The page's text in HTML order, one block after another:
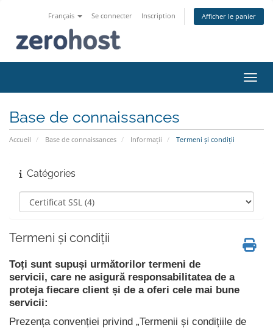
Français Se connecter Inscription Afficher le panier
Base de connaissances
Accueil Base de connaissances Informații Termeni și condiții
Catégories
Termeni și condiții
Toți sunt supuși următorilor termeni de
servicii, care ne asigură responsabilitatea de a
proteja fiecare client și de a oferi cele mai bune
servicii:
Prezența convenției privind „Termenii și condițiile de